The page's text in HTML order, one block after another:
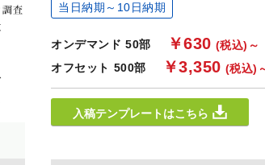
当日納期～10日納期
オンデマンド 50部 ￥630 (税込) ～
オフセット 500部 ￥3,350 (税込)
入稿テンプレートはこちら